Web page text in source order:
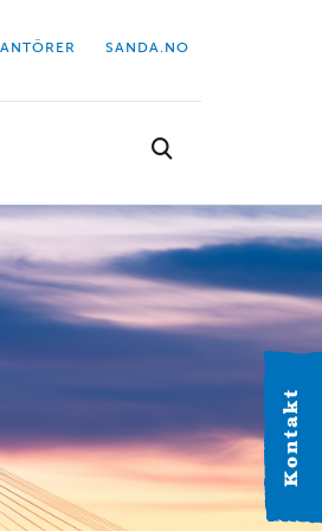
Kontakt
SANDA.NO
kontor.
38 Alingsås Tel: 0322-63 41 20